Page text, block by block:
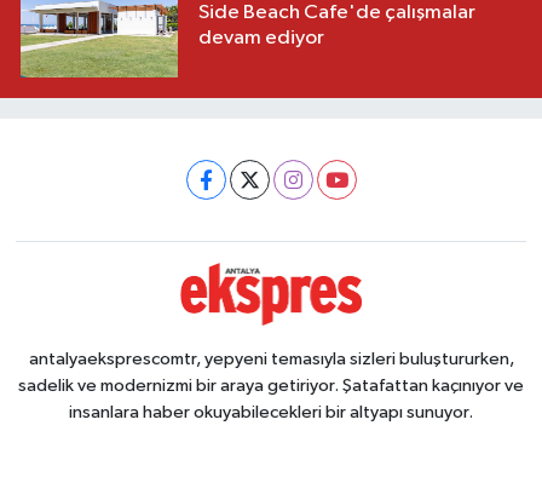
Side Beach Cafe'de çalışmalar
devam ediyor
antalyaeksprescomtr, yepyeni temasıyla sizleri buluştururken,
sadelik ve modernizmi bir araya getiriyor. Şatafattan kaçınıyor ve
insanlara haber okuyabilecekleri bir altyapı sunuyor.